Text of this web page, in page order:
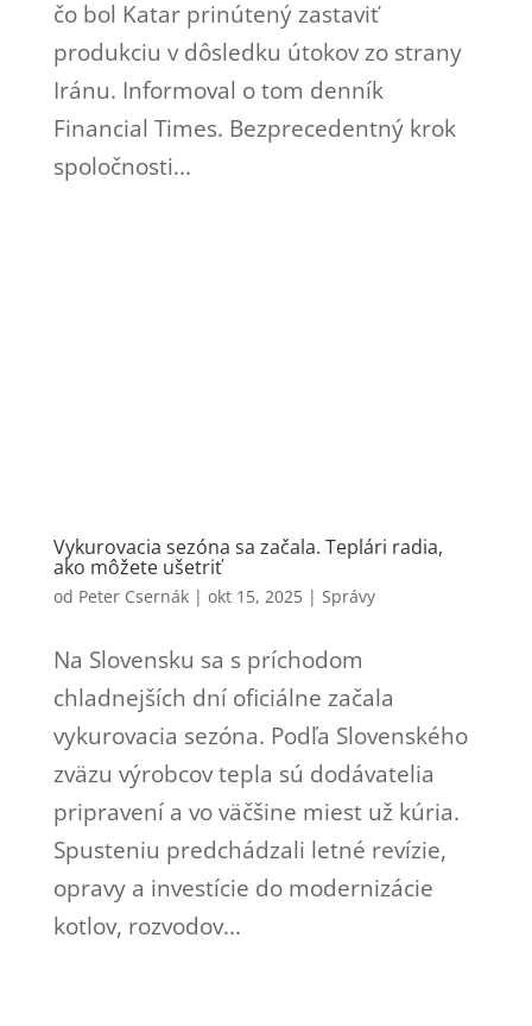
čo bol Katar prinútený zastaviť
produkciu v dôsledku útokov zo strany
Iránu. Informoval o tom denník
Financial Times. Bezprecedentný krok
spoločnosti...
Vykurovacia sezóna sa začala. Teplári radia,
ako môžete ušetriť
od Peter Csernák| okt 15, 2025| Správy
Na Slovensku sa s príchodom
chladnejších dní oficiálne začala
vykurovacia sezóna. Podľa Slovenského
zväzu výrobcov tepla sú dodávatelia
pripravení a vo väčšine miest už kúria.
Spusteniu predchádzali letné revízie,
opravy a investície do modernizácie
kotlov, rozvodov...